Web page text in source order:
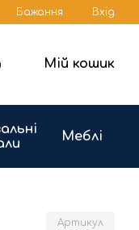
Бажання Вхід
Мій кошик
Меблі
Артикул